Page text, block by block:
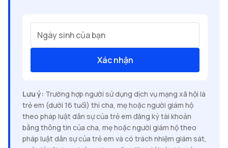
Ngày sinh của bạn
Xác nhận
Lưu ý: Trường hợp người sử dụng dịch vụ mạng xã hội là
trẻ em (dưới 16 tuổi) thì cha, mẹ hoặc người giám hộ
theo pháp luật dân sự của trẻ em đăng ký tài khoản
bằng thông tin của cha, mẹ hoặc người giám hộ theo
pháp luật dân sự của trẻ em và có trách nhiệm giám sát,